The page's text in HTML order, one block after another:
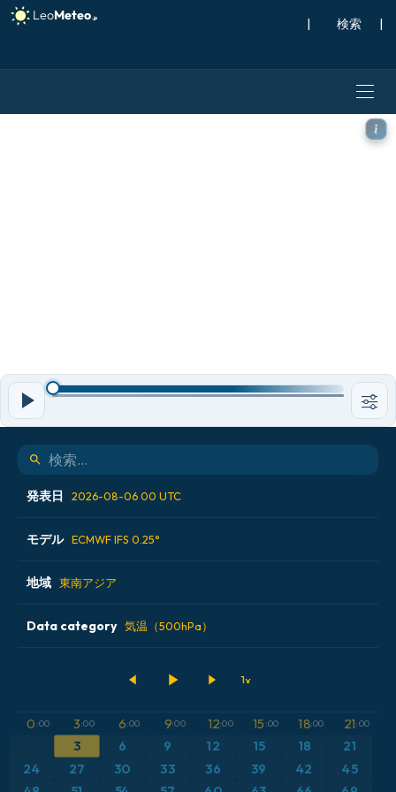
| |
ECMWF IFS 0.25° モデル
発表日 2026-08-06 00 UTC
2026-08-04 12 UTC
2026-08-05 00 UTC
2026-08-05 12 UTC
モデル ECMWF IFS 0.25°
ALADIN CZ 2.3 km
ECMWF AIFS [AI]
ICON ドイツ 2 km
地域 東南アジア
アイスランド
イギリス
イタリア
Data category 気温（500hPa）
0 :00 3:00 6:00 9:00 12:00 15 :00 18:00 21:00
3 6 9 12 15 18 21
24 27 30 33 36 39 42
45